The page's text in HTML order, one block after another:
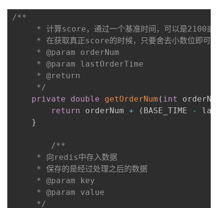
/**
* 计算score，通过一个基准时间，可以是2100
     * 在获取真正score的时候，只要舍去小数位即可
     * @param orderNum
     * @param lastOrderTime
     * @return
     */
private
double getOrderNum ( int
return orderNum + ( BASE_TIME -
}
/**
     * 向redis中存入数据
     * 保存的是经过处理之后的数据
     * @param key
     * @param value
     */